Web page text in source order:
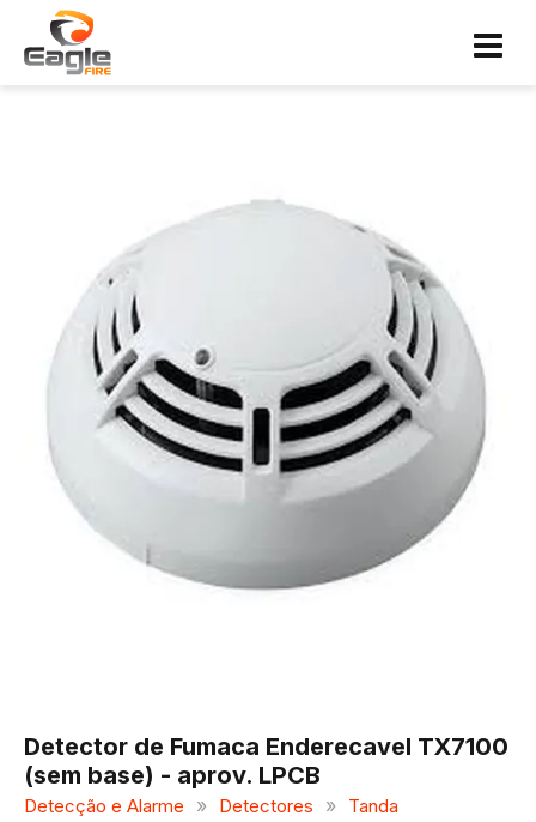
Detector de Fumaca Enderecavel TX7100
(sem base) - aprov. LPCB
Detecção e Alarme » Detectores » Tanda